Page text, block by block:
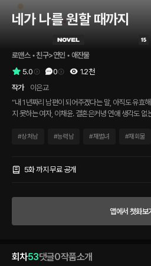
네가 나를 원할 때까지
로맨스 • 친구>연인 • 애잔물
5.0
0 1.2천
작가
이은교
“내 1년짜리 남편이 되어주겠다는 말, 아직도 유효해?” 스러진 첫사랑에 대한 아픔
지 못하는 여자, 이채윤. 결혼은커녕 연애 생각도 없
혼해 주겠다는 남자, 강세온. 분명 그들의 계약 결혼은 각자의 짐을 덜기 위한 선택이었
#상처남 #능력남 #재벌녀 #재회물
5화 까지 무료 공개
앱에서 첫화보
회차53댓글0작품소개